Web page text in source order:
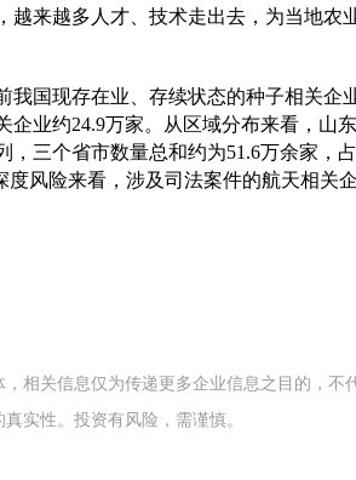
越来越多人才、技术走出去，为当地农
我国现存在业、存续状态的种子相关企
企业约24.9万家。从区域分布来看，山
三个省市数量总和约为51.6万余家，
风险来看，涉及司法案件的航天相关
相关信息仅为传递更多企业信息之目的，不
实性。投资有风险，需谨慎。